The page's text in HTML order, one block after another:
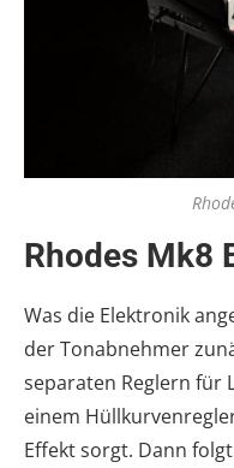
Rhodes Mk8
Was die Elektronik
der Tonabnehmer
separaten Reglern für
einem
Effekt sorgt. Dann